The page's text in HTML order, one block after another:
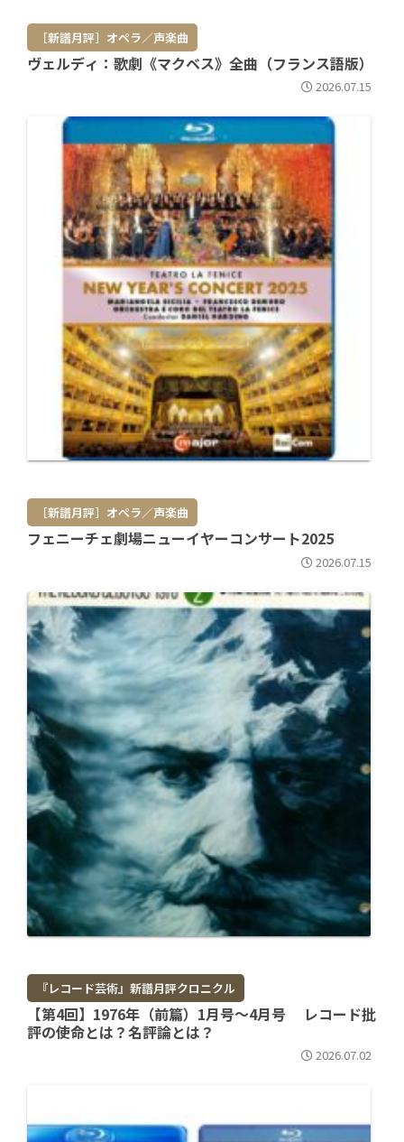
［新譜月評］オペラ／声楽曲
ヴェルディ：歌劇《マクベス》全曲（フランス語版）
2026.07.15
［新譜月評］オペラ／声楽曲
フェニーチェ劇場ニューイヤーコンサート2025
2026.07.15
『レコード芸術』新譜月評クロニクル
【第4回】1976年（前篇）1月号～4月号 レコード批
評の使命とは？名評論とは？
2026.07.02